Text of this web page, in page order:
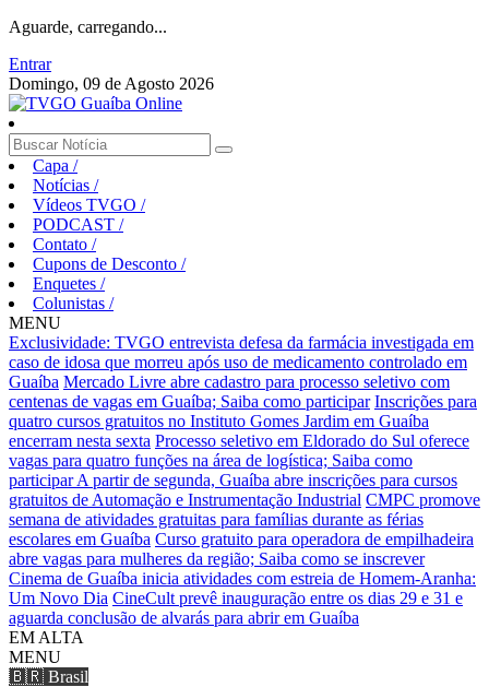
Aguarde, carregando...
Entrar
Domingo, 09 de Agosto 2026
Capa /
Notícias /
Vídeos TVGO /
PODCAST /
Contato /
Cupons de Desconto /
Enquetes /
Colunistas /
MENU
Exclusividade: TVGO entrevista defesa da farmácia investigada em
caso de idosa que morreu após uso de medicamento controlado em
Guaíba Mercado Livre abre cadastro para processo seletivo com
centenas de vagas em Guaíba; Saiba como participar Inscrições para
quatro cursos gratuitos no Instituto Gomes Jardim em Guaíba
encerram nesta sexta Processo seletivo em Eldorado do Sul oferece
vagas para quatro funções na área de logística; Saiba como
participarA partir de segunda, Guaíba abre inscrições para cursos
gratuitos de Automação e Instrumentação Industrial CMPC promove
semana de atividades gratuitas para famílias durante as férias
escolares em Guaíba Curso gratuito para operadora de empilhadeira
abre vagas para mulheres da região; Saiba como se inscrever
Cinema de Guaíba inicia atividades com estreia de Homem-Aranha:
Um Novo Dia CineCult prevê inauguração entre os dias 29 e 31 e
aguarda conclusão de alvarás para abrir em Guaíba
EM ALTA
MENU
🇧🇷 Brasil